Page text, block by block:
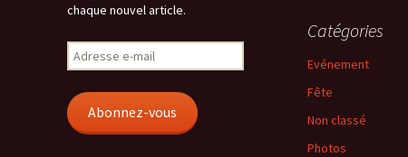
chaque nouvel article.
Adresse
e-
Abonnez-vous
Catégories
Evénement
Fête
Non classé
Photos